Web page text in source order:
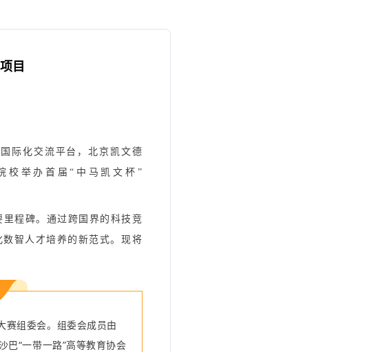
目
际化交流平台，北京凯文德
校举办首届“ 中马凯文杯 ”
程碑。通过跨国界的科技竞
智人才培养的新范式。现将
赛组委会。组委会成员由
巴“一带一路”高等教育协会